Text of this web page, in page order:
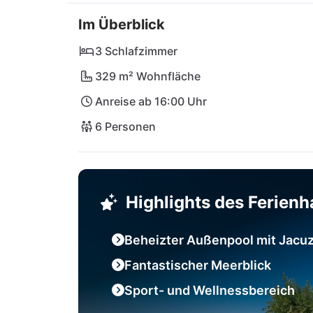
In unmittelbarer Nähe findest du einen
Schwimmen im kristallklaren Wasser.
bereithalten. Entdecke die historische
Paklenica, Kornati oder Krka und besuche
dir erkundet zu werden!
Im Überblick
3 Schlafzimmer
329 m² Wohnfläche
Anreise ab 16:00 Uhr
6 Personen
Highlights des
Beheizter Außenpool mit
Fantastischer Meerblick
Sport- und Wellnessbereich